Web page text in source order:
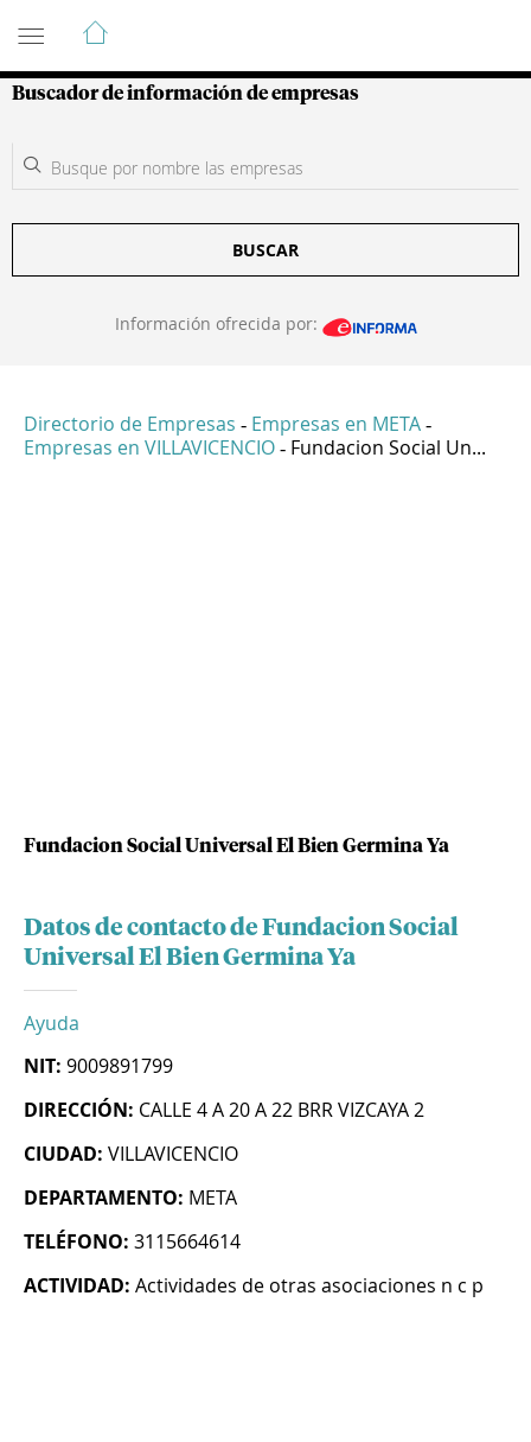
Guía de Empresas Colombianas
Buscador de información de empresas
BUSCAR
Información ofrecida por:
Directorio de Empresas - Empresas en META -
Empresas en VILLAVICENCIO - Fundacion Social Un...
Fundacion Social Universal El Bien Germina Ya
Datos de contacto de Fundacion Social
Universal El Bien Germina Ya
Ayuda
NIT: 9009891799
DIRECCIÓN: CALLE 4 A 20 A 22 BRR VIZCAYA 2
CIUDAD: VILLAVICENCIO
DEPARTAMENTO: META
TELÉFONO: 3115664614
ACTIVIDAD: Actividades de otras asociaciones n c p